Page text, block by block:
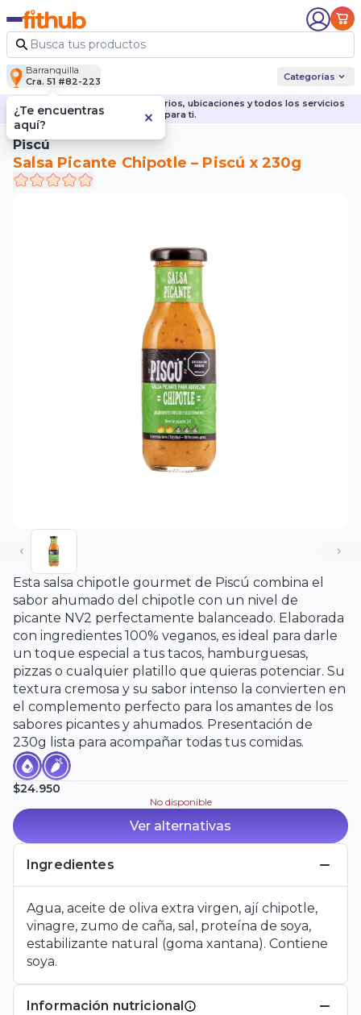
Barranquilla
Cra. 51 #82-223
Categorías
Descubre nuestras sedes, horarios, ubicaciones y todos los servicios
para ti.
Piscú
Salsa Picante Chipotle – Piscú x 230g
Esta salsa chipotle gourmet de Piscú combina el
sabor ahumado del chipotle con un nivel de
picante NV2 perfectamente balanceado. Elaborada
con ingredientes 100% veganos, es ideal para darle
un toque especial a tus tacos, hamburguesas,
pizzas o cualquier platillo que quieras potenciar. Su
textura cremosa y su sabor intenso la convierten en
el complemento perfecto para los amantes de los
sabores picantes y ahumados. Presentación de
230g lista para acompañar todas tus comidas.
$24.950
No disponible
Ver alternativas
Ingredientes
Agua, aceite de oliva extra virgen, ají chipotle,
vinagre, zumo de caña, sal, proteína de soya,
estabilizante natural (goma xantana). Contiene
soya.
Información nutricional
¿Te encuentras
aquí?